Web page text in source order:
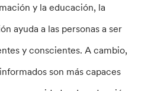
y la educación, la
ayuda a las personas a ser
y conscientes. A cambio,
son más capaces